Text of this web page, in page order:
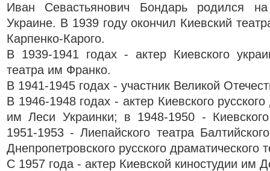
Иван Севастьянович Бондарь родился на
Украине. В 1939 году окончил Киевский
Карпенко-Карого.
В 1939-1941 годах - актер Киевского
театра им Франко.
В 1941-1945 годах - участник Великой
В 1946-1948 годах - актер Киевского
им Леси Украинки; в 1948-1950 -
1951-1953 - Лиепайского театра
Днепропетровского русского драматического
С 1957 года - актер Киевской киностудии им